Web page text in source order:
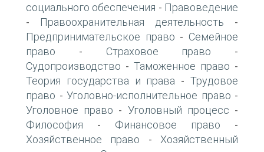
социального обеспечения - Правоведение
- Правоохранительная деятельность -
Предпринимательское право - Семейное
право - Страховое право -
Судопроизводство - Таможенное право -
Теория государства и права -Трудовое
право - Уголовно-исполнительное право -
Уголовное право - Уголовный процесс -
Философия - Финансовое право -
Хозяйственное право - Хозяйственный